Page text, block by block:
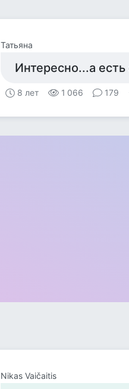
Татьяна
Интересно...а
8 лет 1 066 179
Nikas Vaičaitis